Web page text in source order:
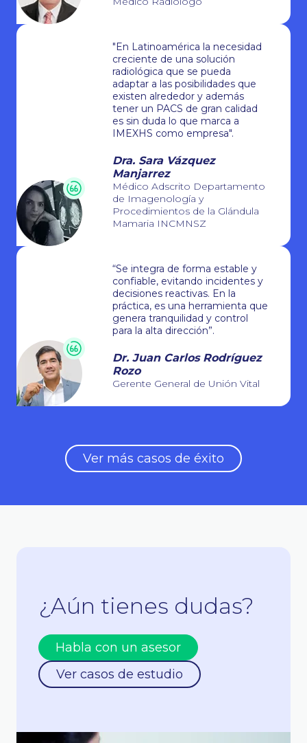
"En Latinoamérica la necesidad
creciente de una solución
radiológica que se pueda
adaptar a las posibilidades que
existen alrededor y además
tener un PACS de gran calidad
es sin duda lo que marca a
IMEXHS como empresa".
Dra. Sara Vázquez
Manjarrez
Médico Adscrito Departamento
de Imagenología y
Procedimientos de la Glándula
Mamaria INCMNSZ
“Se integra de forma estable y
confiable, evitando incidentes y
decisiones reactivas. En la
práctica, es una herramienta que
genera tranquilidad y control
para la alta dirección”.
Dr. Juan Carlos Rodríguez
Rozo
Gerente General de Unión Vital
Ver más casos de éxito
¿Aún tienes dudas?
Habla con un asesor
Ver casos de estudio